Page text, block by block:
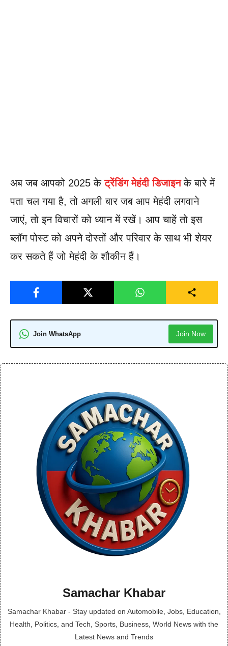
अब जब आपको 2025 केट्रेंडिंग मेहंदी डिजाइनके बारे में
पता चल गया है, तो अगली बार जब आप मेहंदी लगवाने
जाएं, तो इन विचारों को ध्यान में रखें। आप चाहें तो इस
ब्लॉग पोस्ट को अपने दोस्तों और परिवार के साथ भी शेयर
कर सकते हैं जो मेहंदी के शौकीन हैं।
Join WhatsApp Join Now
Samachar Khabar
Samachar Khabar - Stay updated on Automobile, Jobs, Education,
Health, Politics, and Tech, Sports, Business, World News with the
Latest News and Trends